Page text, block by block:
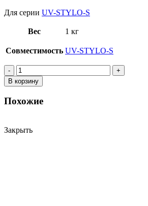
Для серии UV-STYLO-S
Вес 1 кг
Совместимость UV-STYLO-S
Количество
товара
UV-
S/...
B
В корзину
Похожие
Закрыть